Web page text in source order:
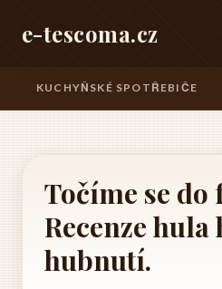
e-tescoma.cz
KUCHYŇSKÉ SPOTŘEBIČE
Točíme se do
Recenze hula
hubnutí.